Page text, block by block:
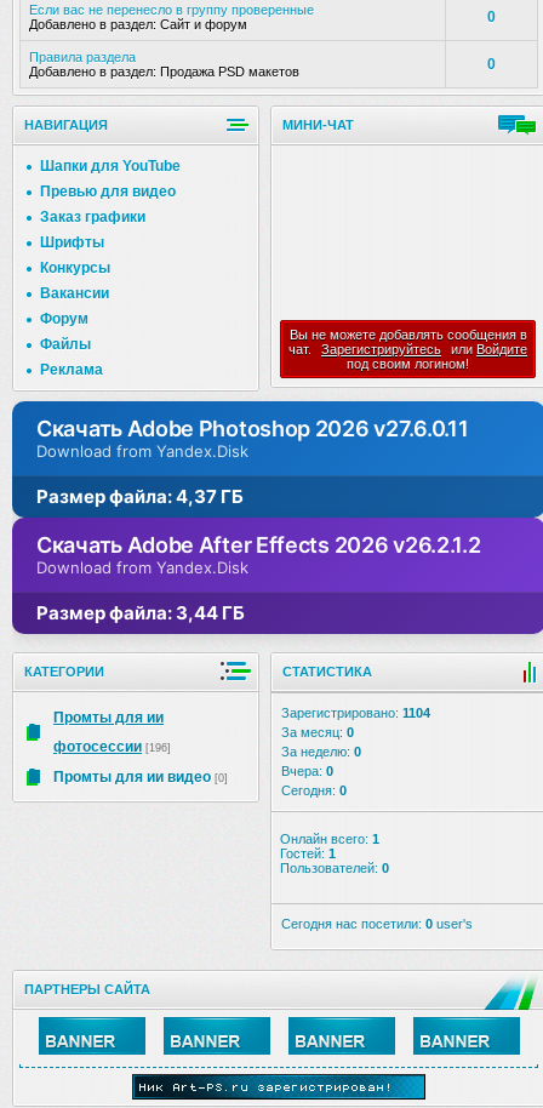
Если вас не перенесло в группу проверенные
Добавлено в раздел: Сайт и форум 0
Правила раздела
Добавлено в раздел: Продажа PSD макетов 0
НАВИГАЦИЯ
Шапки для YouTube
Превью для видео
Заказ графики
Шрифты
Конкурсы
Вакансии
Форум
Файлы
Реклама
МИНИ-ЧАТ
Вы не можете добавлять сообщения в
чат.
Зарегистрируйтесь или Войдите
под своим логином!
Скачать Adobe Photoshop 2026 v27.6.0.11
Download from Yandex.Disk
Размер файла: 4,37 ГБ
Скачать Adobe After Effects 2026 v26.2.1.2
Download from Yandex.Disk
Размер файла: 3,44 ГБ
КАТЕГОРИИ
Промты для ии
фотосессии [196]
Промты для ии видео [0]
СТАТИСТИКА
Зарегистрировано: 1104
За месяц: 0
За неделю: 0
Вчера: 0
Сегодня: 0
Онлайн всего: 1
Гостей: 1
Пользователей: 0
Сегодня нас посетили: 0 user's
ПАРТНЕРЫ САЙТА